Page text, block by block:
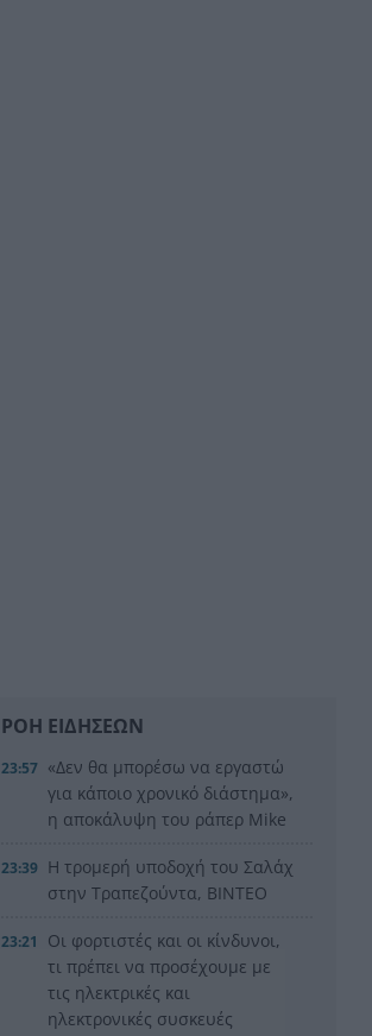
ΡΟΗ ΕΙΔΗΣΕΩΝ
23:57 «Δεν θα μπορέσω να εργαστώ
για κάποιο χρονικό διάστημα»,
η αποκάλυψη του ράπερ Mike
23:39 Η τρομερή υποδοχή του Σαλάχ
στην Τραπεζούντα, ΒΙΝΤΕΟ
23:21
Οι φορτιστές και οι κίνδυνοι,
τι πρέπει να προσέχουμε με
τις ηλεκτρικές και
ηλεκτρονικές συσκευές